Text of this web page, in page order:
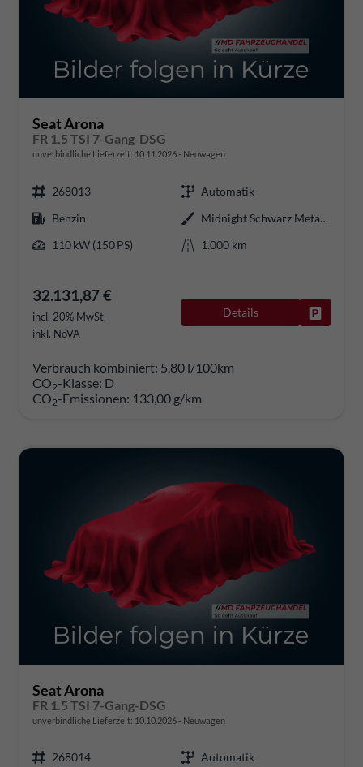
Seat Arona
FR 1.5 TSI 7-Gang-DSG
unverbindliche Lieferzeit: 10.11.2026 Neuwagen
268013
Automatik
Benzin
Midnight Schwarz Metallic
110 kW (150 PS)
1.000 km
32.131,87 €
incl. 20% MwSt.
inkl. NoVA
Details
Verbrauch kombiniert: 5,80 l/100km
CO2-Klasse: D
CO2-Emissionen: 133,00 g/km
Seat Arona
FR 1.5 TSI 7-Gang-DSG
unverbindliche Lieferzeit: 10.10.2026 Neuwagen
268014
Automatik